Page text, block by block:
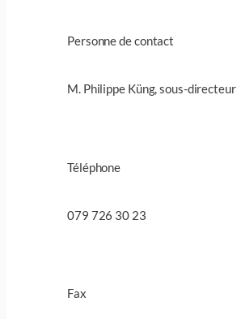
Personne de contact
M. Philippe Küng, sous-directeur
Téléphone
079 726 30 23
Fax